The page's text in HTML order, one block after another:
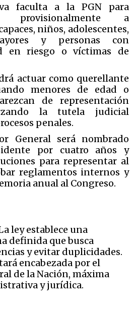
faculta a la PGN para
provisionalmente a
niños, adolescentes,
y personas con
en riesgo o víctimas de
actuar como querellante
menores de edad o
de representación
la tutela judicial
penales.
General será nombrado
por cuatro años y
para representar al
reglamentos internos y
anual al Congreso.
ley establece una
definida que busca
y evitar duplicidades.
encabezada por el
de la Nación, máxima
y jurídica.